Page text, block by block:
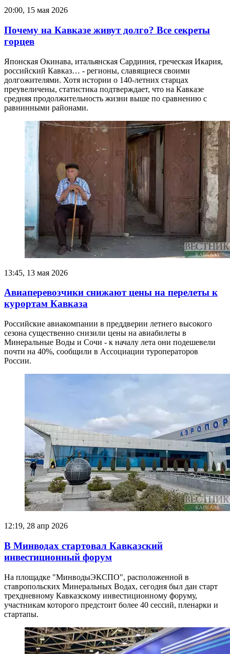
20:00, 15 мая 2026
Почему на Кавказе живут долго? Все секреты
горцев
Японская Окинава, итальянская Сардиния, греческая Икария,
российский Кавказ… - регионы, славящиеся своими
долгожителями. Хотя истории о 140-летних старцах
преувеличены, статистика подтверждает, что на Кавказе
средняя продолжительность жизни выше по сравнению с
равнинными районами.
13:45, 13 мая 2026
Авиаперевозчики снижают цены на перелеты к
курортам Кавказа
Российские авиакомпании в преддверии летнего высокого
сезона существенно снизили цены на авиабилеты в
Минеральные Воды и Сочи - к началу лета они подешевели
почти на 40%, сообщили в Ассоциации туроператоров
России.
12:19, 28 апр 2026
В Минводах стартовал Кавказский
инвестиционный форум
На площадке "МинводыЭКСПО", расположенной в
ставропольских Минеральных Водах, сегодня был дан старт
трехдневному Кавказскому инвестиционному форуму,
участникам которого предстоит более 40 сессий, пленарки и
стартапы.